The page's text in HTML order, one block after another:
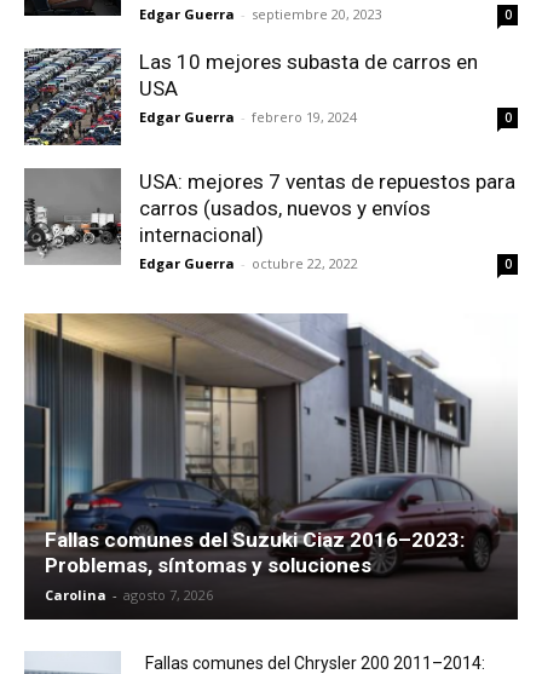
Edgar Guerra - septiembre 20, 2023 0
Las 10 mejores subasta de carros en
USA
Edgar Guerra - febrero 19, 2024 0
USA: mejores 7 ventas de repuestos para
carros (usados, nuevos y envíos
internacional)
Edgar Guerra - octubre 22, 2022 0
Fallas comunes del Suzuki Ciaz 2016–2023:
Problemas, síntomas y soluciones
Carolina - agosto 7, 2026
Fallas comunes del Chrysler 200 2011–2014: